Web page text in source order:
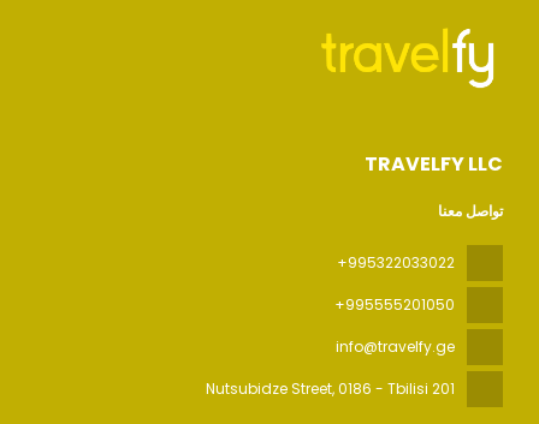
TRAVELFY LLC
تواصل معنا
+995322033022
+995555201050
info@travelfy.ge
201 Nutsubidze Street
, 0186 - Tbilisi